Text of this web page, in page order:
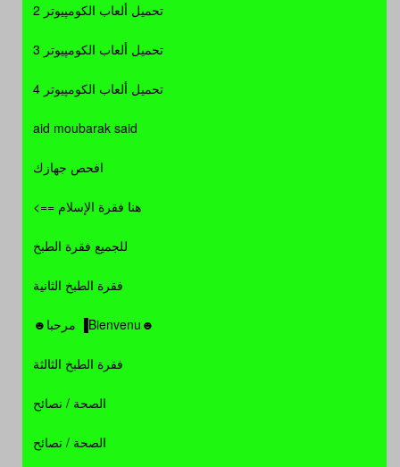
تحميل ألعاب الكومپيوتر 2
تحميل ألعاب الكومپيوتر 3
تحميل ألعاب الكومپيوتر 4
aid moubarak said
افحص جهازك
هنا فقرة الإسلام ==>
للجميع فقرة الطبخ
فقرة الطبخ الثانية
☻Bienvenu▐ مرحبا☻
فقرة الطبخ الثالثة
الصحة / نصائح
الصحة / نصائح